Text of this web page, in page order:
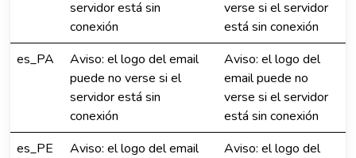
servidor está sin
conexión
verse si el servidor
está sin conexión
es_PA
Aviso: el logo del email
puede no verse si el
servidor está sin
conexión
Aviso: el logo del
email puede no
verse si el servidor
está sin conexión
es_PE
Aviso: el logo del email
Aviso: el logo del